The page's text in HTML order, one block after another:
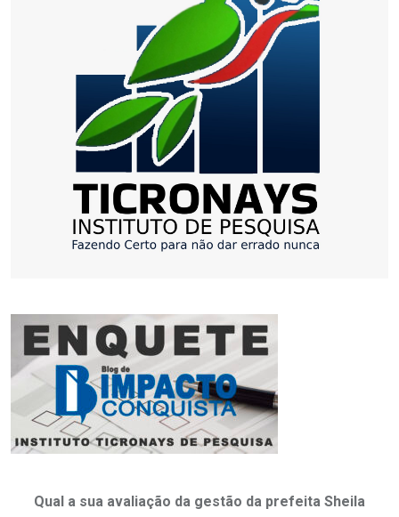
Qual a sua avaliação da gestão da prefeita Sheila